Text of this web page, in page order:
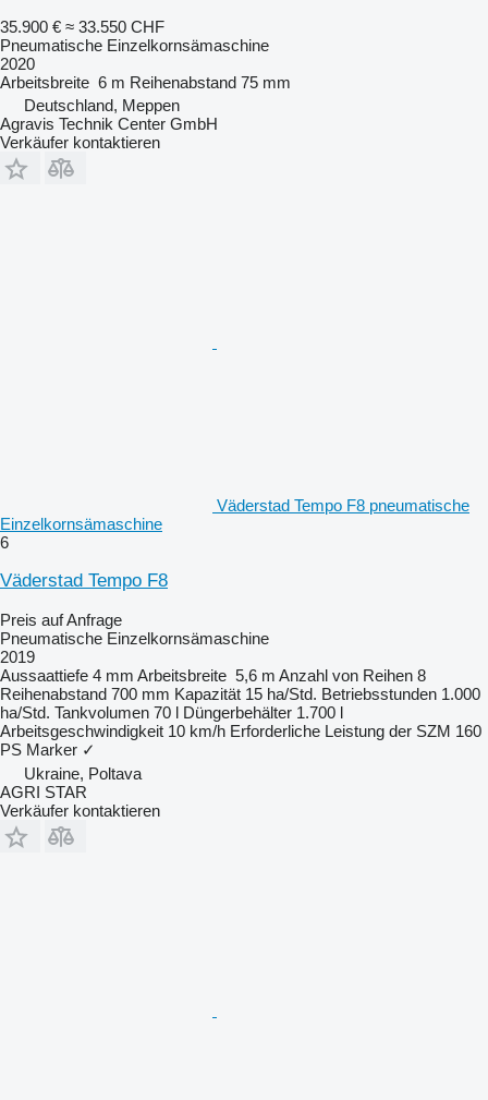
35.900 € ≈ 33.550 CHF
Pneumatische Einzelkornsämaschine
2020
Arbeitsbreite 6 m Reihenabstand 75 mm
Deutschland, Meppen
Agravis Technik Center GmbH
Verkäufer kontaktieren
Väderstad Tempo F8 pneumatische
Einzelkornsämaschine
6
Väderstad Tempo F8
Preis auf Anfrage
Pneumatische Einzelkornsämaschine
2019
Aussaattiefe 4 mm Arbeitsbreite 5,6 m Anzahl von Reihen 8
Reihenabstand 700 mm Kapazität 15 ha/Std. Betriebsstunden 1.000
ha/Std. Tankvolumen 70 l Düngerbehälter 1.700 l
Arbeitsgeschwindigkeit 10 km/h Erforderliche Leistung der SZM 160
PS Marker ✓
Ukraine, Poltava
AGRI STAR
Verkäufer kontaktieren